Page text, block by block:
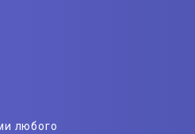
любого